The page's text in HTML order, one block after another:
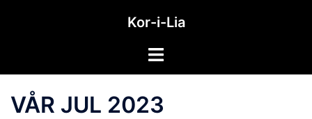
Kor-i-Lia
Toggle
VÅR JUL 2023